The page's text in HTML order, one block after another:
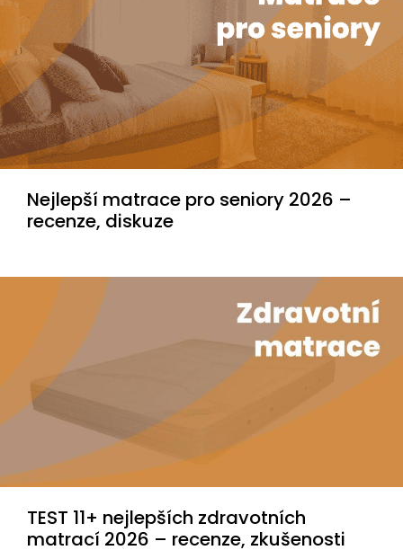
Nejlepší matrace pro seniory 2026 –
recenze, diskuze
TEST 11+ nejlepších zdravotních
matrací 2026 – recenze, zkušenosti